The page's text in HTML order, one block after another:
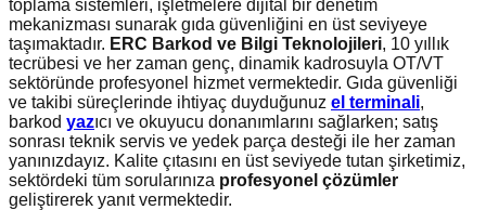
toplama sistemleri, işletmelere dijital bir denetim
mekanizması sunarak gıda güvenliğini en üst seviyeye
taşımaktadır. ERC Barkod ve Bilgi Teknolojileri, 10 yıllık
tecrübesi ve her zaman genç, dinamik kadrosuyla OT/VT
sektöründe profesyonel hizmet vermektedir. Gıda güvenliği
ve takibi süreçlerinde ihtiyaç duyduğunuz el terminali,
barkod yazıcı ve okuyucu donanımlarını sağlarken; satış
sonrası teknik servis ve yedek parça desteği ile her zaman
yanınızdayız. Kalite çıtasını en üst seviyede tutan şirketimiz,
sektördeki tüm sorularınıza profesyonel çözümler
geliştirerek yanıt vermektedir.